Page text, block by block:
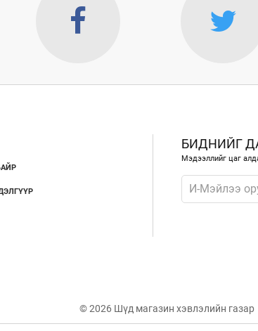
БИДНИЙГ
Мэдээллийг цаг
© 2026 Шүд магазин хэвлэлийн газар